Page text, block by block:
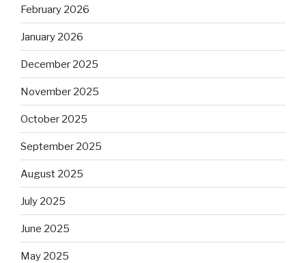
February 2026
January 2026
December 2025
November 2025
October 2025
September 2025
August 2025
July 2025
June 2025
May 2025